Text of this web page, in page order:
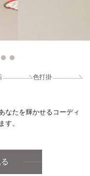
色打掛
なたを輝かせるコーディ
す。